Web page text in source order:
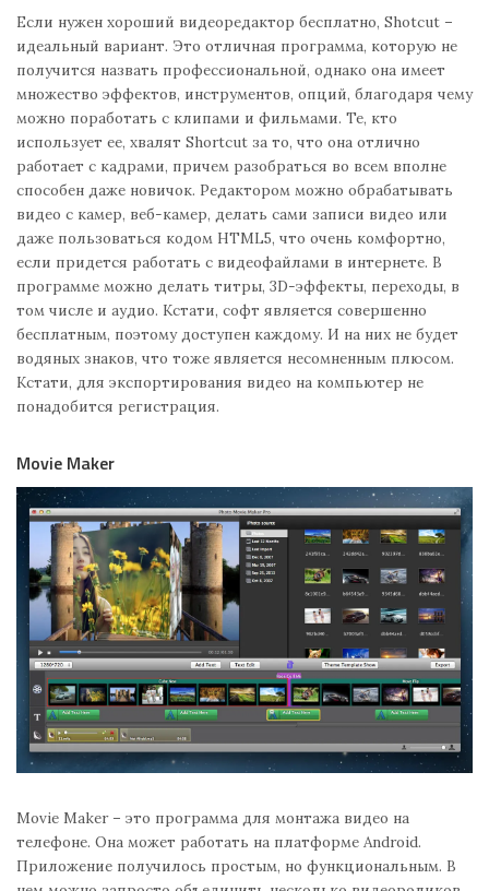
Если нужен хороший видеоредактор бесплатно, Shotcut –
идеальный вариант. Это отличная программа, которую не
получится назвать профессиональной, однако она имеет
множество эффектов, инструментов, опций, благодаря чему
можно поработать с клипами и фильмами. Те, кто
использует ее, хвалят Shortcut за то, что она отлично
работает с кадрами, причем разобраться во всем вполне
способен даже новичок. Редактором можно обрабатывать
видео с камер, веб-камер, делать сами записи видео или
даже пользоваться кодом HTML5, что очень комфортно,
если придется работать с видеофайлами в интернете. В
программе можно делать титры, 3D-эффекты, переходы, в
том числе и аудио. Кстати, софт является совершенно
бесплатным, поэтому доступен каждому. И на них не будет
водяных знаков, что тоже является несомненным плюсом.
Кстати, для экспортирования видео на компьютер не
понадобится регистрация.
Movie Maker
Movie Maker – это программа для монтажа видео на
телефоне. Она может работать на платформе Android.
Приложение получилось простым, но функциональным. В